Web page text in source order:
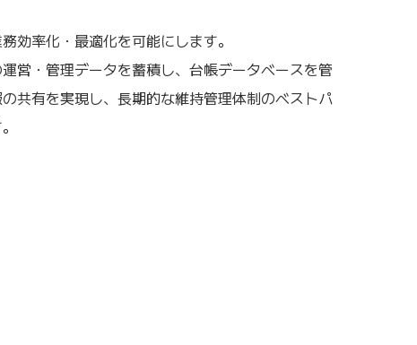
効率化・最適化を可能にします。
営・管理データを蓄積し、台帳データベースを管
共有を実現し、長期的な維持管理体制のベストパ